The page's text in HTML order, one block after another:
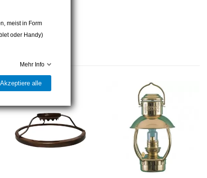
meist in Form
oder Handy)
Mehr Info
Akzeptiere alle